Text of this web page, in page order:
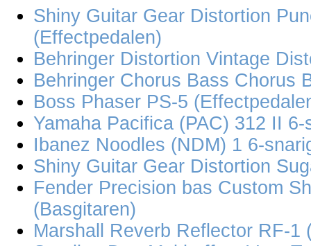
Shiny Guitar Gear Distortion
(Effectpedalen)
Behringer Distortion Vintage
Behringer Chorus Bass Chorus
Boss Phaser PS-5
Yamaha Pacifica (PAC) 312 II
Ibanez Noodles (NDM) 1 6-
Shiny Guitar Gear Distortion
Fender Precision bas Custom
(Basgitaren)
Marshall Reverb Reflector RF-1